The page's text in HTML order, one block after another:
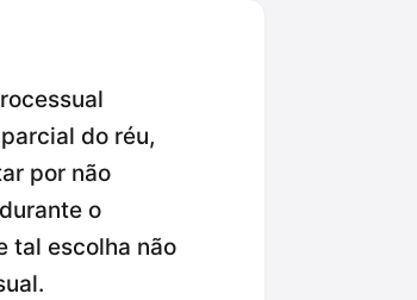
do réu,
por não
o
tal escolha não